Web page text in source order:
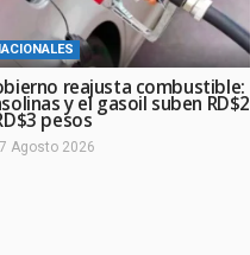
reajusta combustible:
y el gasoil suben RD$2
pesos
7 Agosto 2026